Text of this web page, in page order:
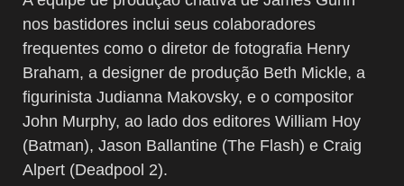
nos bastidores inclui seus colaboradores
frequentes como o diretor de fotografia Henry
Braham, a designer de produção Beth Mickle, a
figurinista Judianna Makovsky, e o compositor
John Murphy, ao lado dos editores William Hoy
(Batman), Jason Ballantine (The Flash) e Craig
Alpert (Deadpool 2).